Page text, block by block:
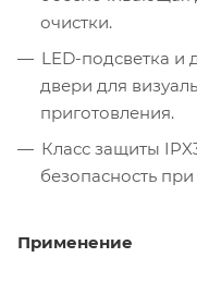
очистки.
LED-подсветка и
двери для
приготовления.
Класс защиты
безопасность
Применение